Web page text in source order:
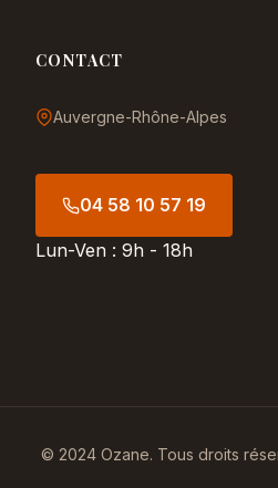
CONTACT
Auvergne-Rhône-Alpes
04 58 10 57 19
Lun-Ven : 9h - 18h
© 2024 Ozane. Tous droits